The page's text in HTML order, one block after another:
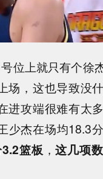
位上就只有个徐
场，这也导致没
进攻端很难有太
少杰在场均18.3
篮板 ，这几项